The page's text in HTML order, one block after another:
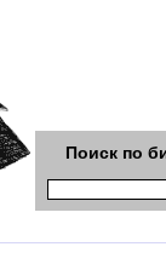
Поиск по